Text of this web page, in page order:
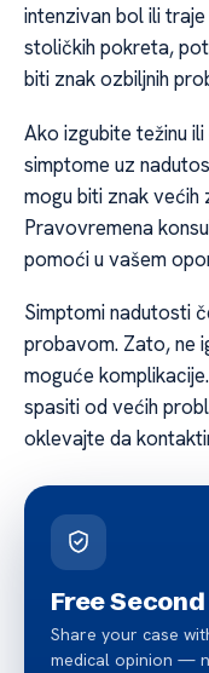
intenzivan bol ili
stoličkih pokreta,
biti znak ozbiljnih
Ako izgubite težinu
simptome uz
mogu biti znak
Pravovremena
pomoći u vašem
Simptomi nadutosti
probavom. Zato, ne
moguće
spasiti od većih
oklevajte da
Free
Share your case
medical opinion —